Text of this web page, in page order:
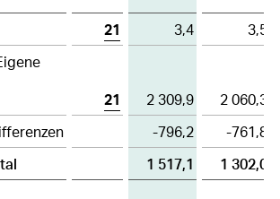
21 3,4
3,5
21 2 309,9
2 060,3
-796,2
-761,8
1 517,1 1 302,0